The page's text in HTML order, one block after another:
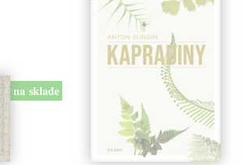
na sklade